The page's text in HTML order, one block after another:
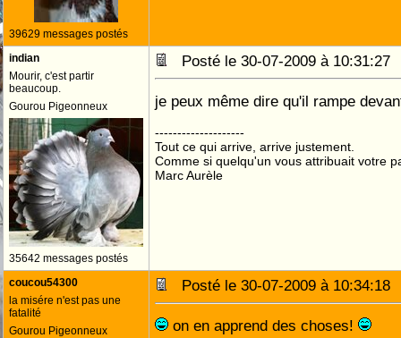
39629 messages postés
indian
Mourir, c'est partir
beaucoup.
Gourou Pigeonneux
35642 messages postés
Posté le 30-07-2009 à
je peux même dire qu'il rampe
--------------------
Tout ce qui arrive, arrive justement.
Comme si quelqu'un vous attribuait votre
Marc Aurèle
coucou54300
la misére n'est pas une
fatalité
Gourou Pigeonneux
Posté le 30-07-2009 à
on en apprend des choses!